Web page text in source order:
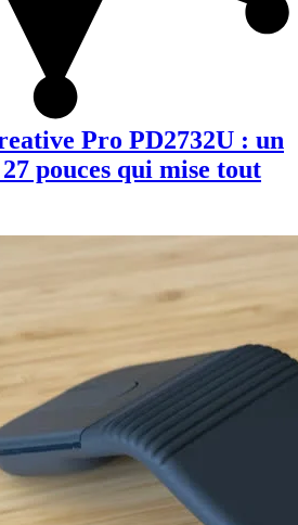
Pro PD2732U : un
pouces qui mise tout